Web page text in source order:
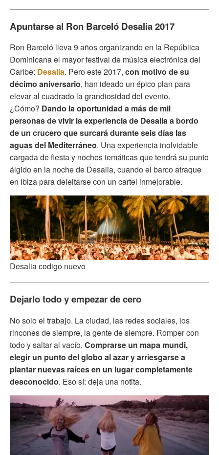
Apuntarse al Ron Barceló Desalia 2017
Ron Barceló lleva 9 años organizando en la República
Dominicana el mayor festival de música electrónica del
Caribe: Desalia. Pero este 2017, con motivo de su
décimo aniversario, han ideado un épico plan para
elevar al cuadrado la grandiosidad del evento.
¿Cómo? Dando la oportunidad a más de mil
personas de vivir la experiencia de Desalia a bordo
de un crucero que surcará durante seis días las
aguas del Mediterráneo. Una experiencia inolvidable
cargada de fiesta y noches temáticas que tendrá su punto
álgido en la noche de Desalia, cuando el barco atraque
en Ibiza para deleitarse con un cartel inmejorable.
Desalia codigo nuevo
Dejarlo todo y empezar de cero
No solo el trabajo. La ciudad, las redes sociales, los
rincones de siempre, la gente de siempre. Romper con
todo y saltar al vacío. Comprarse un mapa mundi,
elegir un punto del globo al azar y arriesgarse a
plantar nuevas raíces en un lugar completamente
desconocido. Eso sí: deja una notita.